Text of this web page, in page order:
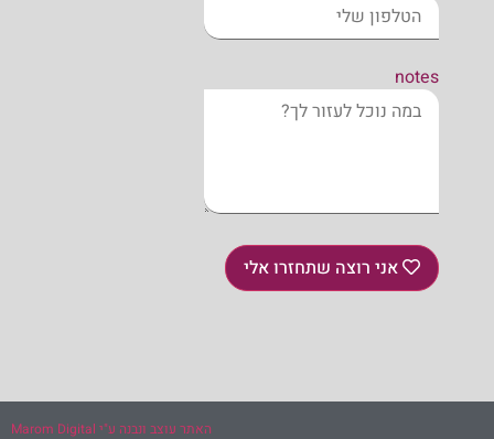
notes
אני רוצה שתחזרו אלי
האתר עוצב ונבנה ע"י Marom Digital